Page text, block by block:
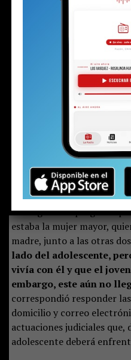
Pero en la justicia hay
Minutos antes de esa
vestía una parka negra
buzo gris y llevaba el
rostro serio reflejaba
inocencia que todavía le
La magistrada preguntó
estaba la mujer mayor,
madre, junto a las otras
lado del adolescente,
vivía con él y que el
embargo, este aún no
correspondió responder
domicilio y correo
actuaciones judiciales que,
adolescente deberá